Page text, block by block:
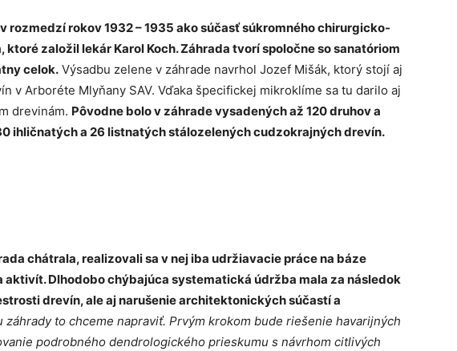
rozmedzí rokov 1932 – 1935 ako súčasť súkromného chirurgicko-
založil lekár Karol Koch. Záhrada tvorí spoločne so sanatóriom
celok. Výsadbu zelene v záhrade navrhol Jozef Mišák, ktorý stojí aj
v Arboréte Mlyňany SAV. Vďaka špecifickej mikroklíme sa tu darilo aj
drevinám. Pôvodne bolo v záhrade vysadených až 120 druhov a
ihličnatých a 26 listnatých stálozelených cudzokrajných drevín.
chátrala, realizovali sa v nej iba udržiavacie práce na báze
Dlhodobo chýbajúca systematická údržba mala za následok
drevín, ale aj narušenie architektonických súčastí a
záhrady to chceme napraviť. Prvým krokom bude riešenie havarijných
podrobného dendrologického prieskumu s návrhom citlivých